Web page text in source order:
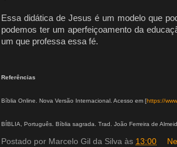
Essa didática de Jesus é um modelo que
podemos ter um aperfeiçoamento da
um que professa essa fé.
Referências
Bíblia Online. Nova Versão Internacional. Acesso em [https://
BÍBLIA, Português. Bíblia sagrada. Trad. João Ferreira de
Postado por Marcelo Gil da Silva às 13:00